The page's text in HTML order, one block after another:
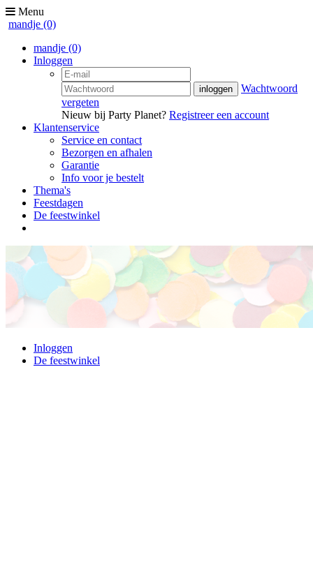
Menu
mandje (0)
mandje (0)
Inloggen
Wachtwoord
vergeten
Nieuw bij Party Planet? Registreer een account
Klantenservice
Service en contact
Bezorgen en afhalen
Garantie
Info voor je bestelt
Thema's
Feestdagen
De feestwinkel
Inloggen
De feestwinkel